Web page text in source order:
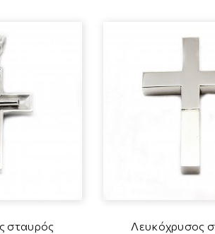
σταυρός Λευκόχρυσος